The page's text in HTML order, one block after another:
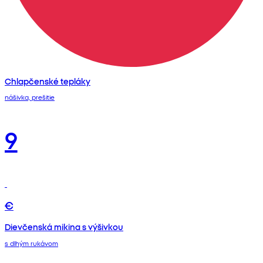
Chlapčenské tepláky
nášivka, prešitie
9
€
Dievčenská mikina s výšivkou
s dlhým rukávom